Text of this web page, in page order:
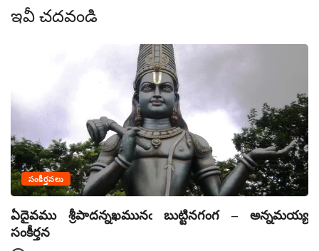
ఇవీ చదవండి
సంకీర్తనలు
ఏదైవము శ్రీపాదన్నఖమునఁ బుట్టినగంగ – అన్నమయ్య
సంకీర్తన